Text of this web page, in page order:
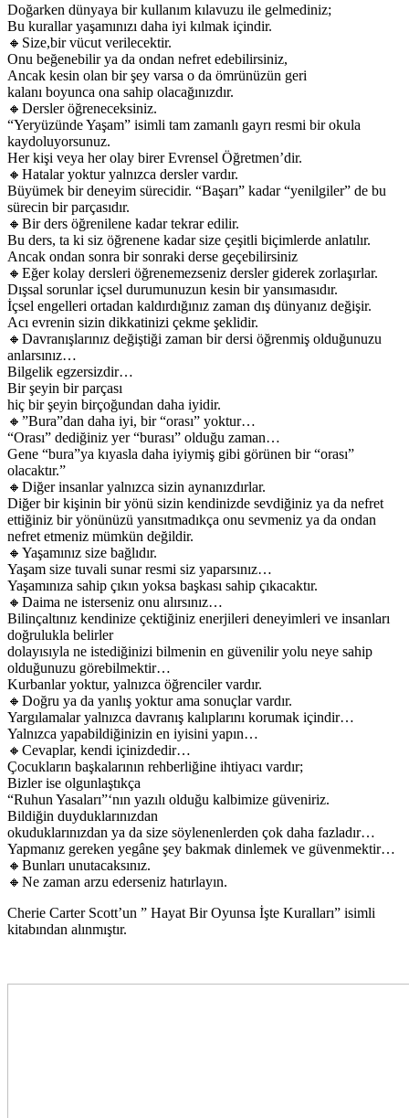
Doğarken dünyaya bir kullanım kılavuzu ile gelmediniz;
Bu kurallar yaşamınızı daha iyi kılmak içindir.
🔸Size,bir vücut verilecektir.
Onu beğenebilir ya da ondan nefret edebilirsiniz,
Ancak kesin olan bir şey varsa o da ömrünüzün geri
kalanı boyunca ona sahip olacağınızdır.
🔸Dersler öğreneceksiniz.
“Yeryüzünde Yaşam” isimli tam zamanlı gayrı resmi bir okula
kaydoluyorsunuz.
Her kişi veya her olay birer Evrensel Öğretmen’dir.
🔸Hatalar yoktur yalnızca dersler vardır.
Büyümek bir deneyim sürecidir. “Başarı” kadar “yenilgiler” de bu
sürecin bir parçasıdır.
🔸Bir ders öğrenilene kadar tekrar edilir.
Bu ders, ta ki siz öğrenene kadar size çeşitli biçimlerde anlatılır.
Ancak ondan sonra bir sonraki derse geçebilirsiniz
🔸Eğer kolay dersleri öğrenemezseniz dersler giderek zorlaşırlar.
Dışsal sorunlar içsel durumunuzun kesin bir yansımasıdır.
İçsel engelleri ortadan kaldırdığınız zaman dış dünyanız değişir.
Acı evrenin sizin dikkatinizi çekme şeklidir.
🔸Davranışlarınız değiştiği zaman bir dersi öğrenmiş olduğunuzu
anlarsınız…
Bilgelik egzersizdir…
Bir şeyin bir parçası
hiç bir şeyin birçoğundan daha iyidir.
🔸”Bura”dan daha iyi, bir “orası” yoktur…
“Orası” dediğiniz yer “burası” olduğu zaman…
Gene “bura”ya kıyasla daha iyiymiş gibi görünen bir “orası”
olacaktır.”
🔸Diğer insanlar yalnızca sizin aynanızdırlar.
Diğer bir kişinin bir yönü sizin kendinizde sevdiğiniz ya da nefret
ettiğiniz bir yönünüzü yansıtmadıkça onu sevmeniz ya da ondan
nefret etmeniz mümkün değildir.
🔸Yaşamınız size bağlıdır.
Yaşam size tuvali sunar resmi siz yaparsınız…
Yaşamınıza sahip çıkın yoksa başkası sahip çıkacaktır.
🔸Daima ne isterseniz onu alırsınız…
Bilinçaltınız kendinize çektiğiniz enerjileri deneyimleri ve insanları
doğrulukla belirler
dolayısıyla ne istediğinizi bilmenin en güvenilir yolu neye sahip
olduğunuzu görebilmektir…
Kurbanlar yoktur, yalnızca öğrenciler vardır.
🔸Doğru ya da yanlış yoktur ama sonuçlar vardır.
Yargılamalar yalnızca davranış kalıplarını korumak içindir…
Yalnızca yapabildiğinizin en iyisini yapın…
🔸Cevaplar, kendi içinizdedir…
Çocukların başkalarının rehberliğine ihtiyacı vardır;
Bizler ise olgunlaştıkça
“Ruhun Yasaları”‘nın yazılı olduğu kalbimize güveniriz.
Bildiğin duyduklarınızdan
okuduklarınızdan ya da size söylenenlerden çok daha fazladır…
Yapmanız gereken yegâne şey bakmak dinlemek ve güvenmektir…
🔸Bunları unutacaksınız.
🔸Ne zaman arzu ederseniz hatırlayın.
Cherie Carter Scott’un ” Hayat Bir Oyunsa İşte Kuralları” isimli
kitabından alınmıştır.